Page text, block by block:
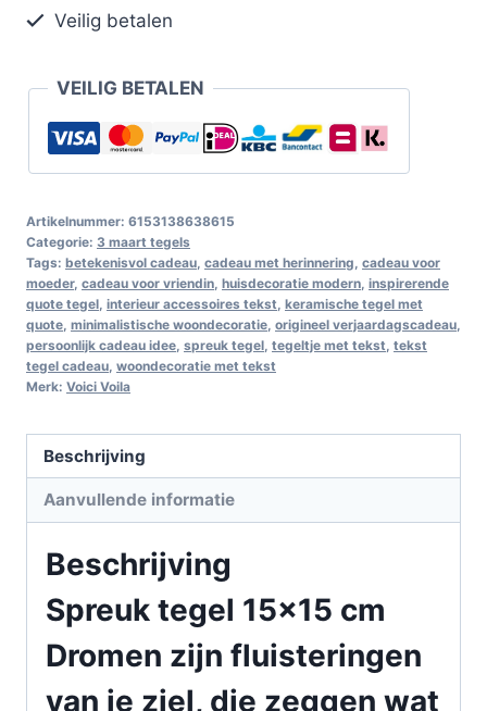
Veilig betalen
VEILIG BETALEN
Artikelnummer: 6153138638615
Categorie: 3 maart tegels
Tags: betekenisvol cadeau cadeau met herinnering cadeau voor
moeder, cadeau voor vriendin huisdecoratie modern inspirerende
quote tegel interieur accessoires tekst keramische tegel met
quote minimalistische woondecoratie origineel verjaardagscadeau
persoonlijk cadeau idee spreuk tegel tegeltje met tekst tekst
tegel cadeau woondecoratie met tekst
Merk: Voici Voila
Beschrijving
Aanvullende informatie
Beschrijving
Spreuk tegel 15×15 cm
Dromen zijn fluisteringen
van je ziel, die zeggen wat